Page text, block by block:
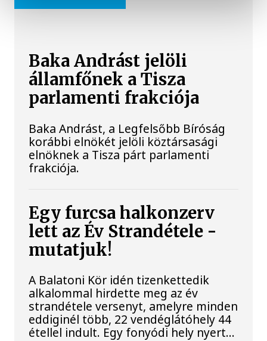
Baka Andrást jelöli
államfőnek a Tisza
parlamenti frakciója
Baka Andrást, a Legfelsőbb Bíróság
korábbi elnökét jelöli köztársasági
elnöknek a Tisza párt parlamenti
frakciója.
Egy furcsa halkonzerv
lett az Év Strandétele -
mutatjuk!
A Balatoni Kör idén tizenkettedik
alkalommal hirdette meg az év
strandétele versenyt, amelyre minden
eddiginél több, 22 vendéglátóhely 44
étellel indult. Egy fonyódi hely nyert...